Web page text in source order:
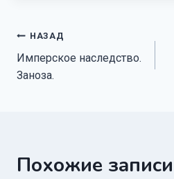
Навигация
по
НАЗАД
Имперское наследство.
Заноза.
Похожие записи